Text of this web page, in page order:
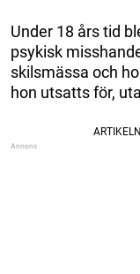
Under 18 års tid
psykisk
skilsmässa och
hon utsatts för,